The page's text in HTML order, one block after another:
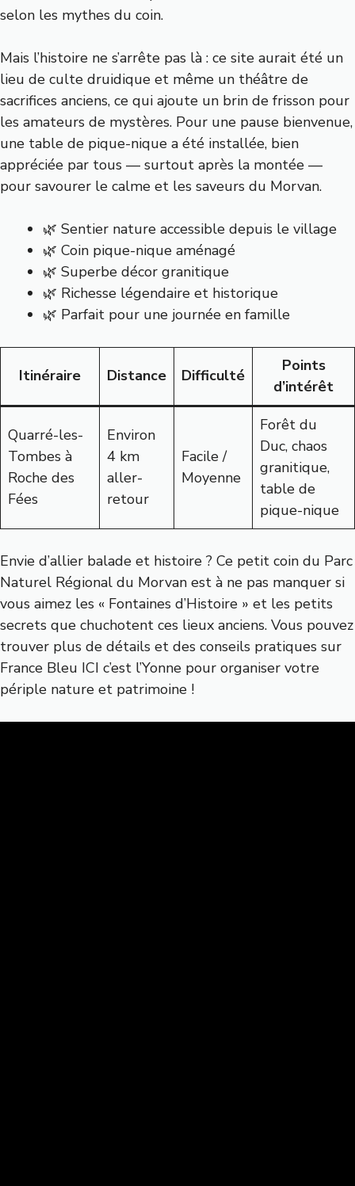
selon les mythes du coin.
Mais l’histoire ne s’arrête pas là : ce site aurait été un
lieu de culte druidique et même un théâtre de
sacrifices anciens, ce qui ajoute un brin de frisson pour
les amateurs de mystères. Pour une pause bienvenue,
une table de pique-nique a été installée, bien
appréciée par tous — surtout après la montée —
pour savourer le calme et les saveurs du Morvan.
🌿 Sentier nature accessible depuis le village
🌿 Coin pique-nique aménagé
🌿 Superbe décor granitique
🌿 Richesse légendaire et historique
🌿 Parfait pour une journée en famille
Itinéraire Distance Difficulté
Points
d’intérêt
Quarré-les-
Tombes à
Roche des
Fées
Environ
4 km
aller-
retour
Facile /
Moyenne
Forêt du
Duc, chaos
granitique,
table de
pique-nique
Envie d’allier balade et histoire ? Ce petit coin du Parc
Naturel Régional du Morvan est à ne pas manquer si
vous aimez les « Fontaines d’Histoire » et les petits
secrets que chuchotent ces lieux anciens. Vous pouvez
trouver plus de détails et des conseils pratiques sur
France Bleu ICI c’est l’Yonne pour organiser votre
périple nature et patrimoine !